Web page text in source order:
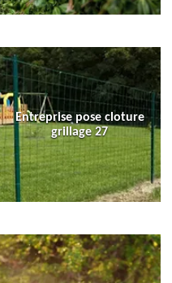
Entreprise pose cloture
grillage 27